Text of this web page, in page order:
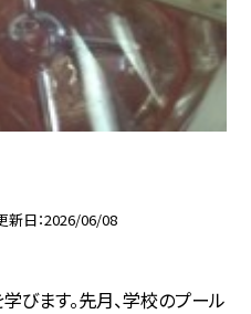
新日 2026/06/08
びます。先月、学校のプール